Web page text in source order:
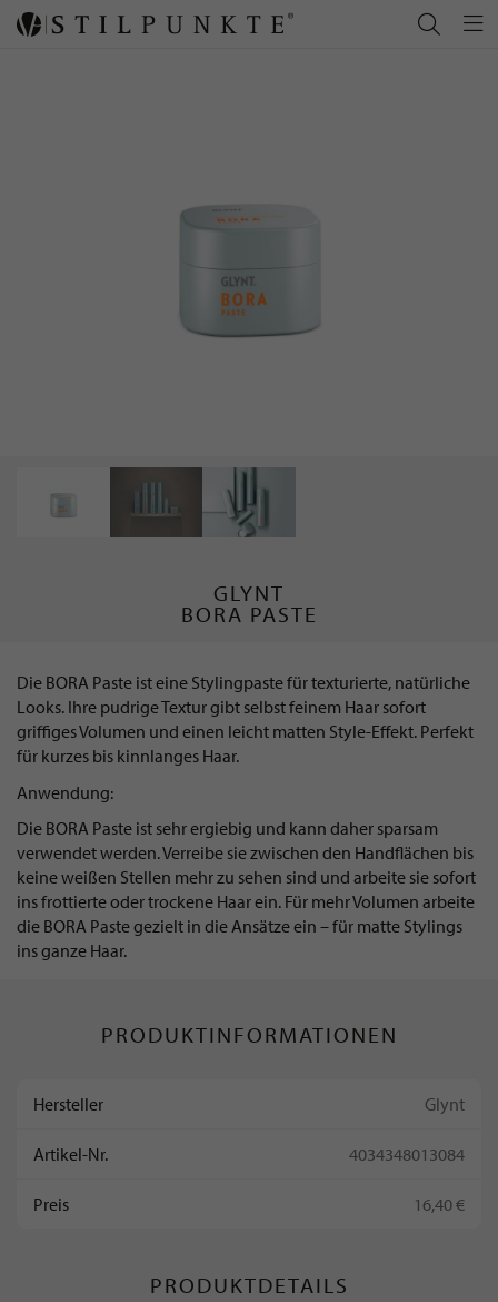
GLYNT
BORA PASTE
Die BORA Paste ist eine Stylingpaste für texturierte, natürliche
Looks. Ihre pudrige Textur gibt selbst feinem Haar sofort
griffiges Volumen und einen leicht matten Style-Effekt. Perfekt
für kurzes bis kinnlanges Haar.
Anwendung:
Die BORA Paste ist sehr ergiebig und kann daher sparsam
verwendet werden. Verreibe sie zwischen den Handflächen bis
keine weißen Stellen mehr zu sehen sind und arbeite sie sofort
ins frottierte oder trockene Haar ein. Für mehr Volumen arbeite
die BORA Paste gezielt in die Ansätze ein – für matte Stylings
ins ganze Haar.
PRODUKTINFORMATIONEN
Hersteller Glynt
Artikel-Nr. 4034348013084
Preis 16,40 €
PRODUKTDETAILS